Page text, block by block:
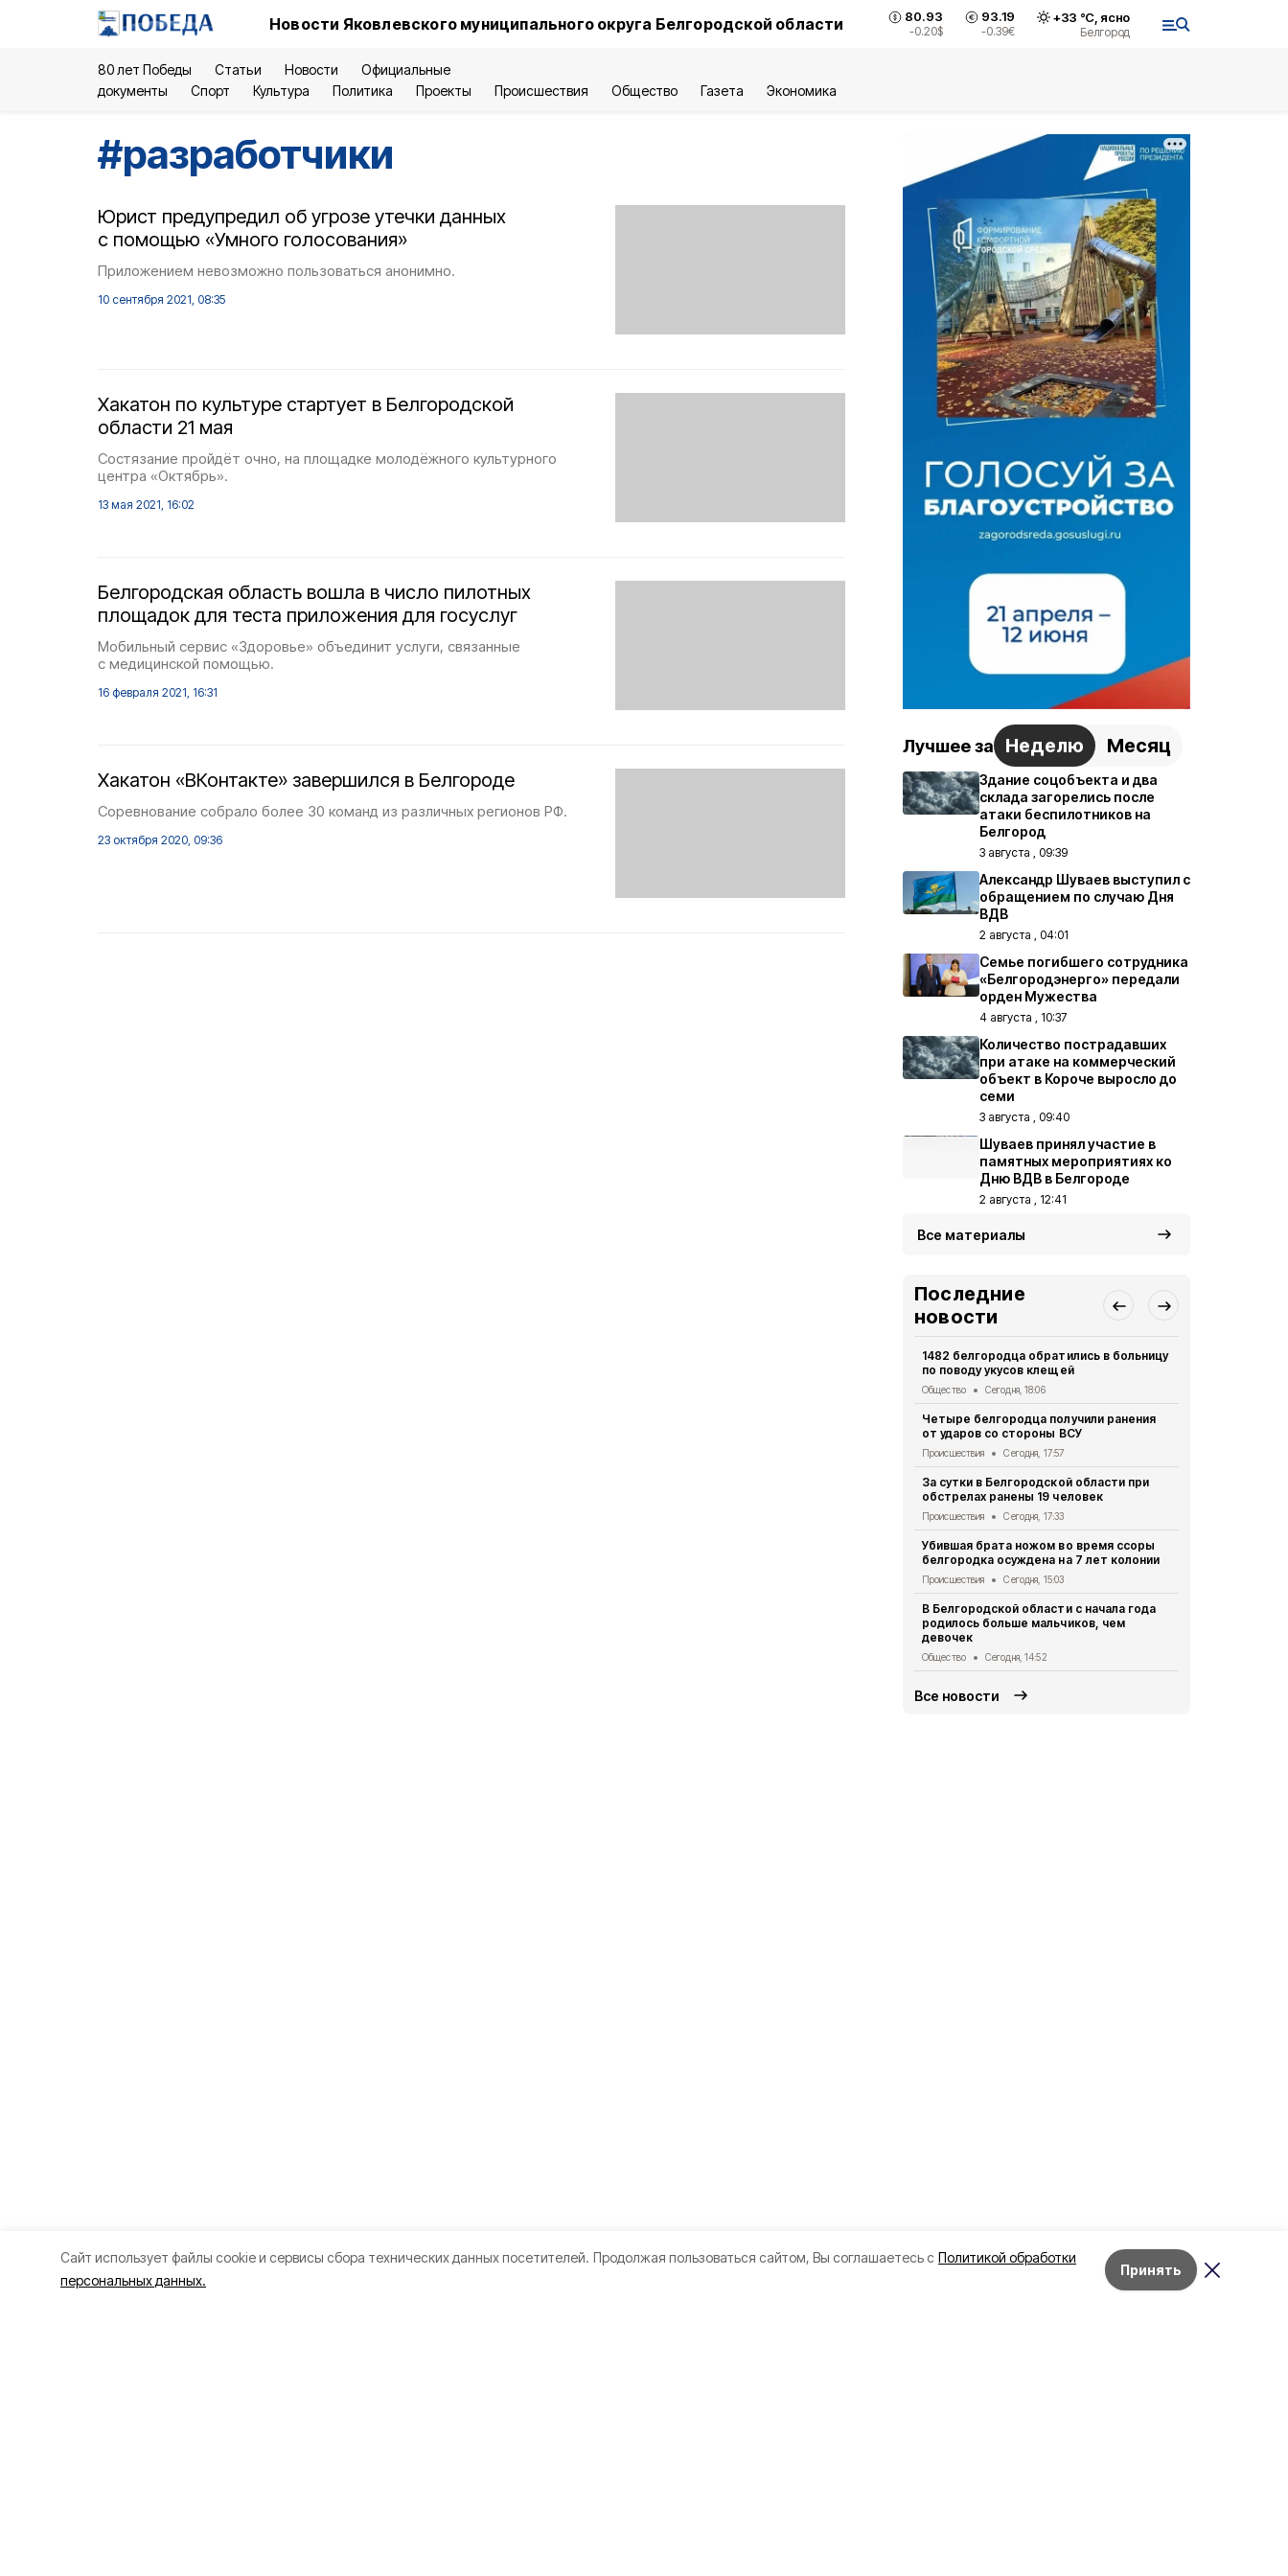
Cайт использует файлы cookie и сервисы сбора технических данных посетителей. Продолжая пользоваться сайтом, Вы соглашаетесь с Политикой обработки
персональных данных.
Принять
Новости Яковлевского муниципального округа Белгородской области 80.93
-0.20$
93.19
-0.39€
+33 °С, ясно
Белгород
80 лет Победы Статьи Новости
Официальные
документы
Спорт Культура Политика Проекты Происшествия Общество Газета Экономика
#разработчики
Юрист предупредил об угрозе утечки данных
с помощью «Умного голосования»
Приложением невозможно пользоваться анонимно.
10 сентября 2021, 08:35
Хакатон по культуре стартует в Белгородской
области 21 мая
Состязание пройдёт очно, на площадке молодёжного культурного
центра «Октябрь».
13 мая 2021, 16:02
Белгородская область вошла в число пилотных
площадок для теста приложения для госуслуг
Мобильный сервис «Здоровье» объединит услуги, связанные
с медицинской помощью.
16 февраля 2021, 16:31
Хакатон «ВКонтакте» завершился в Белгороде
Соревнование собрало более 30 команд из различных регионов РФ.
23 октября 2020, 09:36
Лучшее за Неделю Месяц
Здание соцобъекта и два
склада загорелись после
атаки беспилотников на
Белгород
3 августа , 09:39
Александр Шуваев выступил с
обращением по случаю Дня
ВДВ
2 августа , 04:01
Семье погибшего сотрудника
«Белгородэнерго» передали
орден Мужества
4 августа , 10:37
Количество пострадавших
при атаке на коммерческий
объект в Короче выросло до
семи
3 августа , 09:40
Шуваев принял участие в
памятных мероприятиях ко
Дню ВДВ в Белгороде
2 августа , 12:41
Все материалы
Последние
новости
1482 белгородца обратились в больницу
по поводу укусов клещей
Общество Сегодня, 18:06
Четыре белгородца получили ранения
от ударов со стороны ВСУ
Происшествия Сегодня, 17:57
За сутки в Белгородской области при
обстрелах ранены 19 человек
Происшествия Сегодня, 17:33
Убившая брата ножом во время ссоры
белгородка осуждена на 7 лет колонии
Происшествия Сегодня, 15:03
В Белгородской области с начала года
родилось больше мальчиков, чем
девочек
Общество Сегодня, 14:52
Все новости